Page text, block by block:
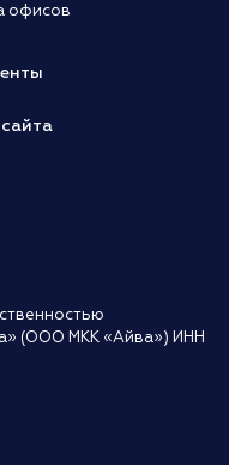
офисов
(ООО МКК «Айва») ИНН